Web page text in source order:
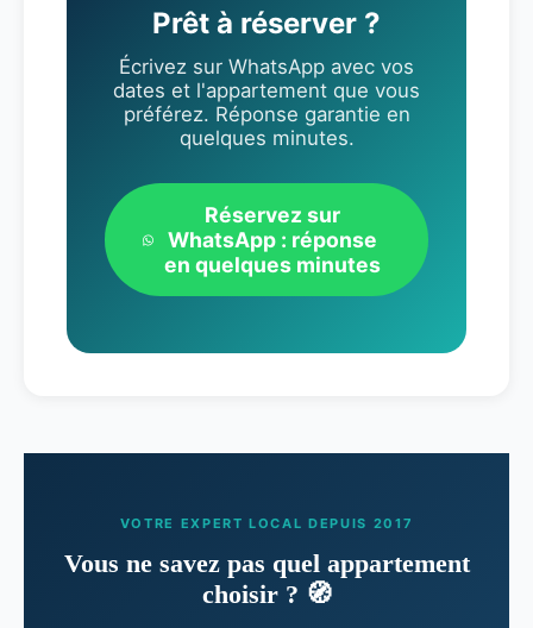
appartements au Baia Verde ou au Lido San
Prêt à réserver ?
Écrivez sur WhatsApp avec vos
dates et l'appartement que vous
préférez. Réponse garantie en
quelques minutes.
Réservez sur
WhatsApp : réponse
en quelques minutes
VOTRE EXPERT LOCAL DEPUIS 2017
Vous ne savez pas quel appartement
choisir ? 🧭